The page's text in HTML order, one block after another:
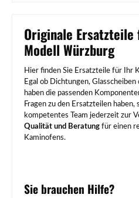
Originale
Modell Würzburg
Hier finden Sie Ersatzteile für Ihr
Egal ob Dichtungen,
haben die passenden
Fragen zu den Ersatzteilen
kompetentes Team jederzeit zur
Qualität und Beratung für einen
Kaminofens.
Sie brauchen Hilfe?